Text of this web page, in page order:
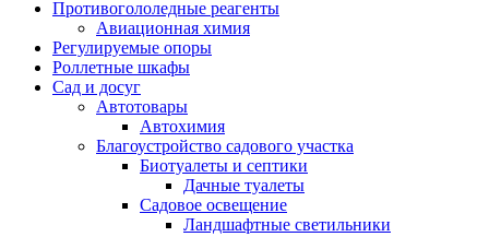
Противогололедные реагенты
Авиационная химия
Регулируемые опоры
Роллетные шкафы
Сад и досуг
Автотовары
Автохимия
Благоустройство садового участка
Биотуалеты и септики
Дачные туалеты
Садовое освещение
Ландшафтные светильники